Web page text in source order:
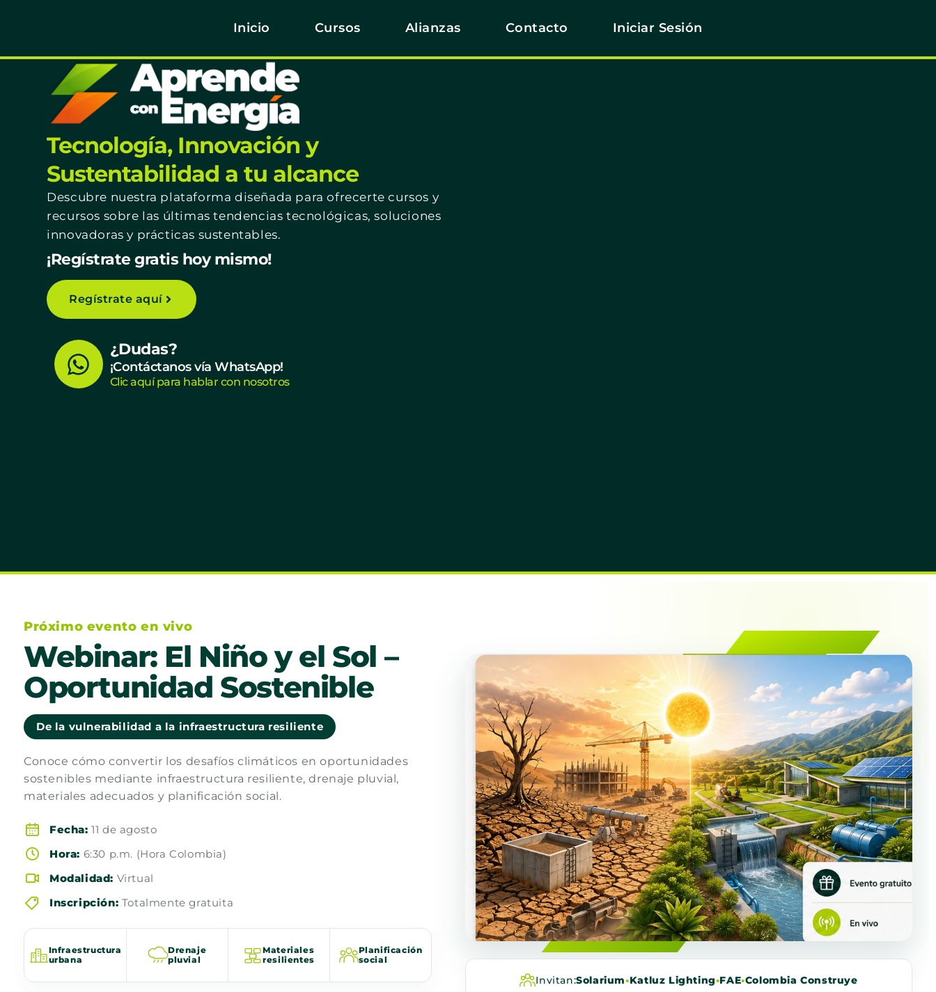
Inicio Cursos Alianzas Contacto Iniciar Sesión
Tecnología, Innovación y
Sustentabilidad a tu alcance
Descubre nuestra plataforma diseñada para ofrecerte cursos y
recursos sobre las últimas tendencias tecnológicas, soluciones
innovadoras y prácticas sustentables.
¡Regístrate gratis hoy mismo!
Regístrate aquí
W
h
¿Dudas?
¡Contáctanos vía WhatsApp!
Clic aquí para hablar con nosotros
Próximo evento en vivo
Webinar: El Niño y el Sol –
Oportunidad Sostenible
De la vulnerabilidad a la infraestructura resiliente
Conoce cómo convertir los desafíos climáticos en oportunidades
sostenibles mediante infraestructura resiliente, drenaje pluvial,
materiales adecuados y planificación social.
Fecha: 11 de agosto
Hora: 6:30 p.m. (Hora Colombia)
Modalidad: Virtual
Inscripción: Totalmente gratuita
Infraestructura
urbana
Drenaje
pluvial
Materiales
resilientes
Planificación
social
Invitan:Solarium•Katluz Lighting•FAE•Colombia Construye